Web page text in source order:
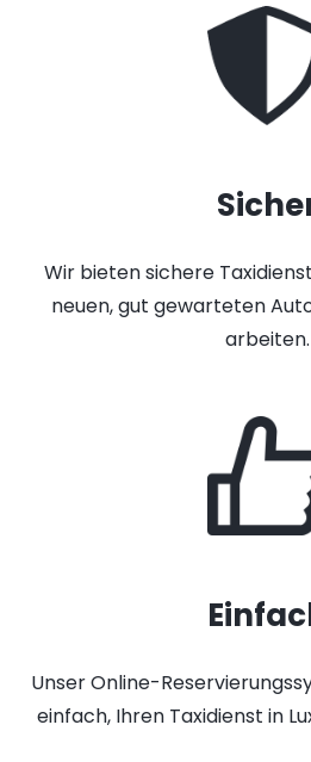
Wir bieten sichere
neuen, gut gewarteten
arbeiten.
Unser Online-
einfach, Ihren Taxidienst in